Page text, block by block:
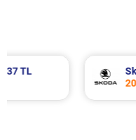
Skoda
2019 Model